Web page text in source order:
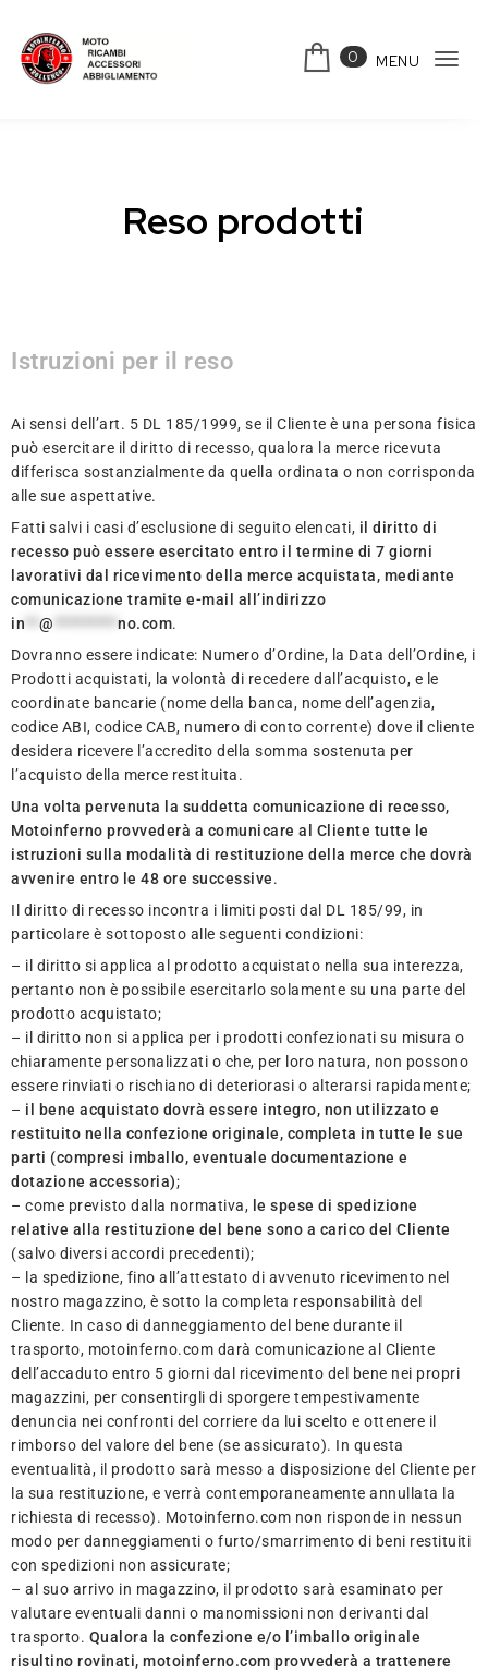
0 MENU
Reso prodotti
Istruzioni per il reso
Ai sensi dell’art. 5 DL 185/1999, se il Cliente è una persona fisica
può esercitare il diritto di recesso, qualora la merce ricevuta
differisca sostanzialmente da quella ordinata o non corrisponda
alle sue aspettative.
Fatti salvi i casi d’esclusione di seguito elencati, il diritto di
recesso può essere esercitato entro il termine di 7 giorni
lavorativi dal ricevimento della merce acquistata, mediante
comunicazione tramite e-mail all’indirizzo
in
@ no.com.
Dovranno essere indicate: Numero d’Ordine, la Data dell’Ordine, i
Prodotti acquistati, la volontà di recedere dall’acquisto, e le
coordinate bancarie (nome della banca, nome dell’agenzia,
codice ABI, codice CAB, numero di conto corrente) dove il cliente
desidera ricevere l’accredito della somma sostenuta per
l’acquisto della merce restituita.
Una volta pervenuta la suddetta comunicazione di recesso,
Motoinferno provvederà a comunicare al Cliente tutte le
istruzioni sulla modalità di restituzione della merce che dovrà
avvenire entro le 48 ore successive.
Il diritto di recesso incontra i limiti posti dal DL 185/99, in
particolare è sottoposto alle seguenti condizioni:
– il diritto si applica al prodotto acquistato nella sua interezza,
pertanto non è possibile esercitarlo solamente su una parte del
prodotto acquistato;
– il diritto non si applica per i prodotti confezionati su misura o
chiaramente personalizzati o che, per loro natura, non possono
essere rinviati o rischiano di deteriorasi o alterarsi rapidamente;
– il bene acquistato dovrà essere integro, non utilizzato e
restituito nella confezione originale, completa in tutte le sue
parti (compresi imballo, eventuale documentazione e
dotazione accessoria);
– come previsto dalla normativa, le spese di spedizione
relative alla restituzione del bene sono a carico del Cliente
(salvo diversi accordi precedenti);
– la spedizione, fino all’attestato di avvenuto ricevimento nel
nostro magazzino, è sotto la completa responsabilità del
Cliente. In caso di danneggiamento del bene durante il
trasporto, motoinferno.com darà comunicazione al Cliente
dell’accaduto entro 5 giorni dal ricevimento del bene nei propri
magazzini, per consentirgli di sporgere tempestivamente
denuncia nei confronti del corriere da lui scelto e ottenere il
rimborso del valore del bene (se assicurato). In questa
eventualità, il prodotto sarà messo a disposizione del Cliente per
la sua restituzione, e verrà contemporaneamente annullata la
richiesta di recesso). Motoinferno.com non risponde in nessun
modo per danneggiamenti o furto/smarrimento di beni restituiti
con spedizioni non assicurate;
– al suo arrivo in magazzino, il prodotto sarà esaminato per
valutare eventuali danni o manomissioni non derivanti dal
trasporto. Qualora la confezione e/o l’imballo originale
risultino rovinati, motoinferno.com provvederà a trattenere